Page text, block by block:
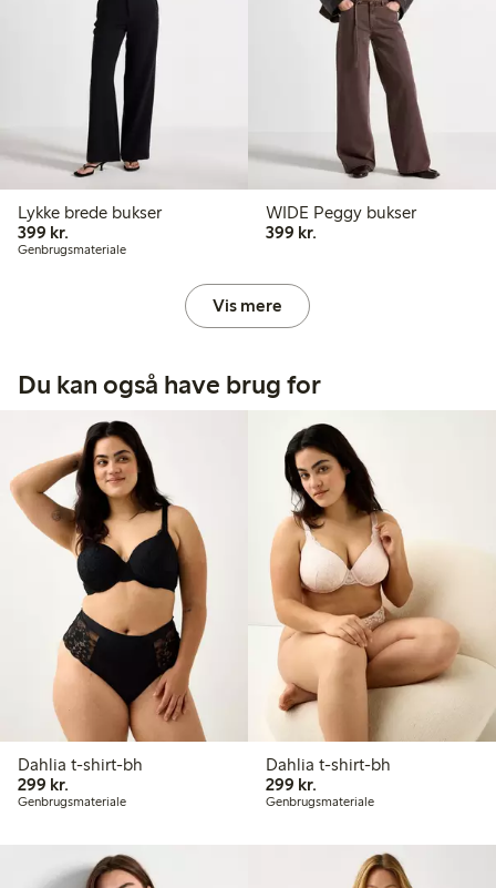
Lykke brede bukser
399 kr.
Genbrugsmateriale
WIDE Peggy bukser
399 kr.399,00 kr.
Vis mere
Du kan også have brug for
Dahlia t-shirt-bh
299 kr.
Genbrugsmateriale
Dahlia t-shirt-bh
299 kr.299,00 kr.
Genbrugsmateriale